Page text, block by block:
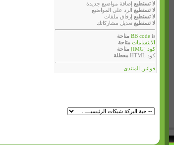
لا تستطيع إضافة مواضيع جديدة
لا تستطيع الرد على المواضيع
لا تستطيع إرفاق ملفات
لا تستطيع تعديل مشاركاتك
BB codeis
متاحة
الابتسامات متاحة
كود [IMG]
متاحة
كود HTML
معطلة
قوانين المنتدى